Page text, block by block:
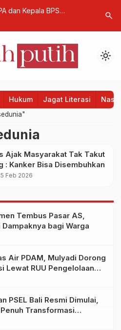
dan Kepala BPS
Sirkular
search
light_mode
Hukum Jagat Literasi
Ajak Masyarakat Tak Takut
: Kanker Bisa Disembuhkan
Feb 2026
Tembus Pasar AS,
bagi Warga
Air PDAM, Mulyadi Dorong
Lewat RUU Pengelolaan
PSEL Bali Resmi Dimulai,
Transformasi
Sampah Jadi